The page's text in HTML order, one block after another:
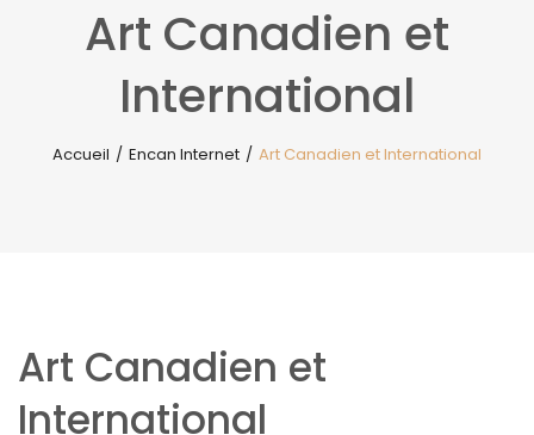
Art Canadien et
International
Accueil / Encan Internet / Art Canadien et International
Art Canadien et
International